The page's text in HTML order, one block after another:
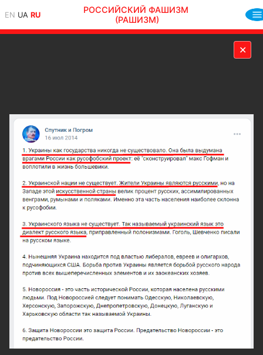
EN UA RU
РОССИЙСКИЙ ФАШИЗМ
(РАШИЗМ)
✕